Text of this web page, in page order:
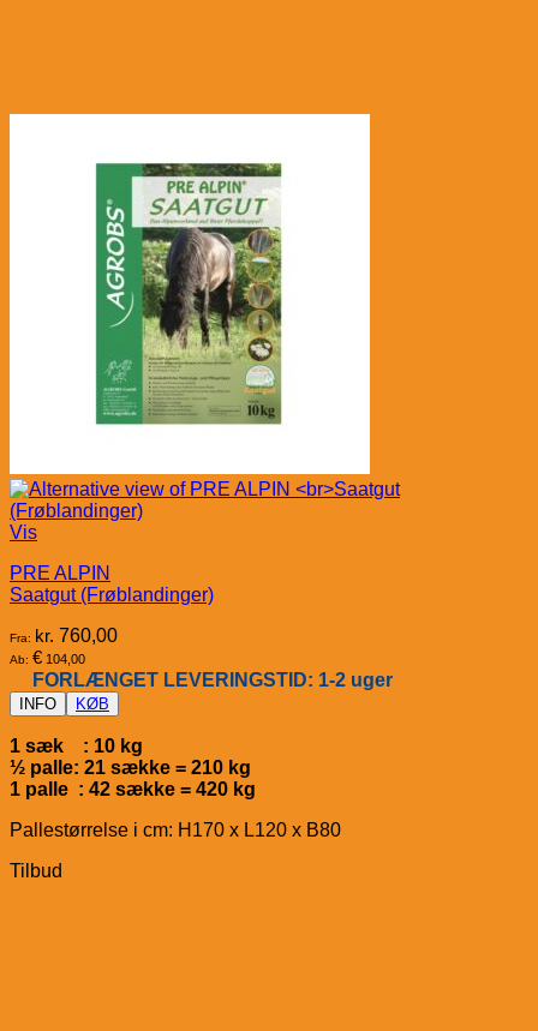
Vis
PRE ALPIN
Saatgut (Frøblandinger)
Fra: kr. 760,00
Ab: € 104,00
FORLÆNGET LEVERINGSTID: 1-2 uger
INFO KØB
1 sæk : 10 kg
½ palle: 21 sække = 210 kg
1 palle : 42 sække = 420 kg
Pallestørrelse i cm: H170 x L120 x B80
Tilbud